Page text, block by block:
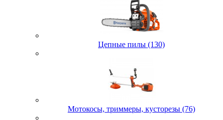
Цепные пилы (130)
Мотокосы, триммеры, кусторезы (76)